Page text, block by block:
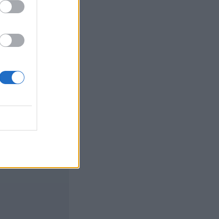
kormány célja,
de a